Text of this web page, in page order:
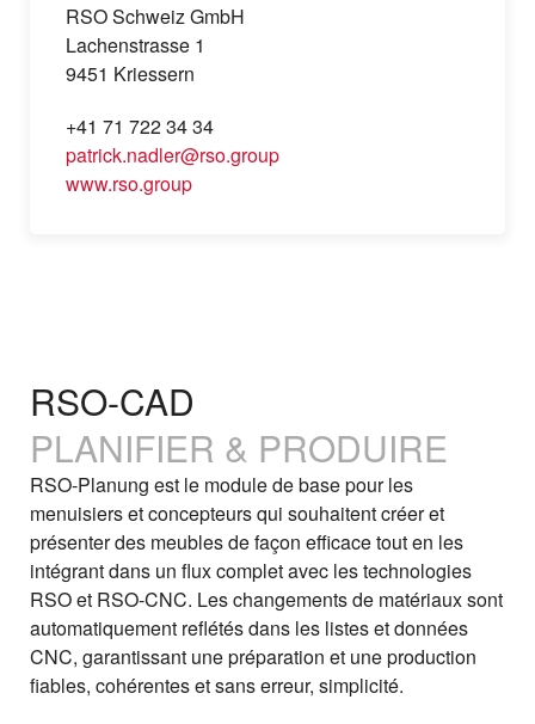
RSO Schweiz GmbH
Lachenstrasse 1
9451 Kriessern
+41 71 722 34 34
patrick.nadler@rso.group
www.rso.group
RSO-CAD
PLANIFIER & PRODUIRE
RSO‑Planung est le module de base pour les
menuisiers et concepteurs qui souhaitent créer et
présenter des meubles de façon efficace tout en les
intégrant dans un flux complet avec les technologies
RSO et RSO‑CNC. Les changements de matériaux sont
automatiquement reflétés dans les listes et données
CNC, garantissant une préparation et une production
fiables, cohérentes et sans erreur, simplicité.